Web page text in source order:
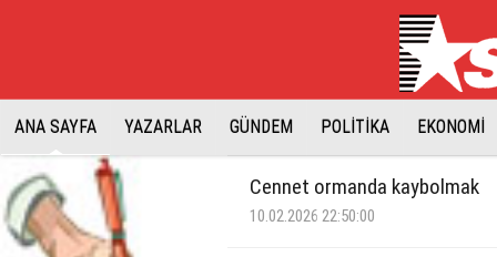
ANA SAYFA YAZARLAR GÜNDEM POLİTİKA EKONOMİ
Cennet ormanda kaybolmak
10.02.2026 22:50:00